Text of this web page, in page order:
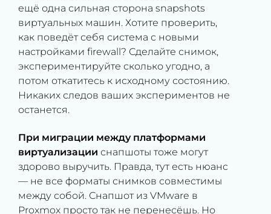
ещё одна сильная сторона snapshots
виртуальных машин. Хотите проверить,
как поведёт себя система с новыми
настройками firewall? Сделайте снимок,
экспериментируйте сколько угодно, а
потом откатитесь к исходному состоянию.
Никаких следов ваших экспериментов не
останется.
При миграции между платформами
виртуализации снапшоты тоже могут
здорово выручить. Правда, тут есть нюанс
— не все форматы снимков совместимы
между собой. Снапшот из VMware в
Proxmox просто так не перенесёшь. Но